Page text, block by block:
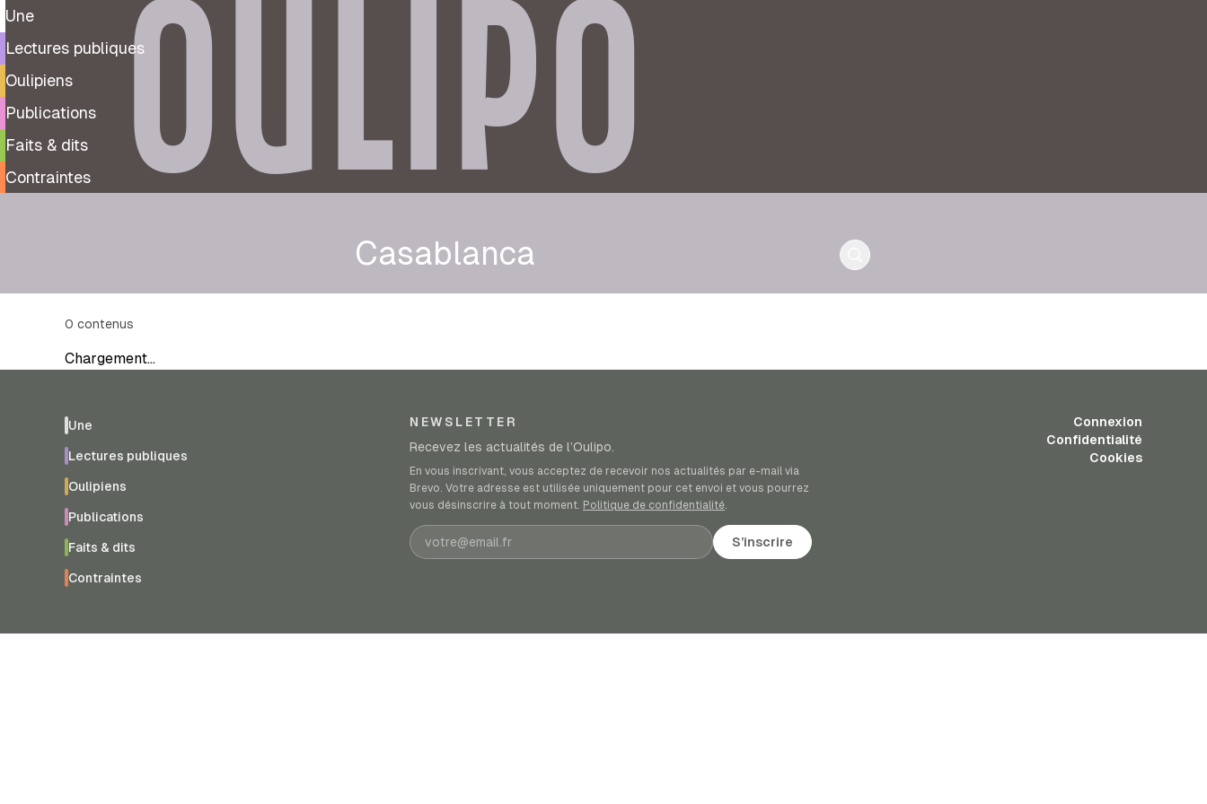
Une
Lectures publiques
Oulipiens
Publications
Faits & dits
Contraintes
OULIPO
Casablanca
0 contenus
Chargement…
Une
Lectures publiques
Oulipiens
Publications
Faits & dits
Contraintes
NEWSLETTER
Recevez les actualités de l’Oulipo.
En vous inscrivant, vous acceptez de recevoir nos actualités par e-mail via
Brevo. Votre adresse est utilisée uniquement pour cet envoi et vous pourrez
vous désinscrire à tout moment. Politique de confidentialité.
Adresse e-mail S’inscrire
Connexion
Confidentialité
Cookies